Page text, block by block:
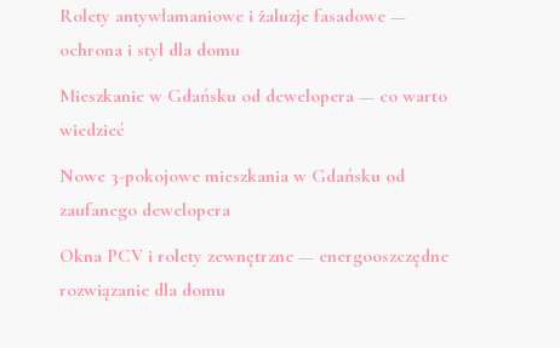
Rolety antywłamaniowe i żaluzje fasadowe —
ochrona i styl dla domu
Mieszkanie w Gdańsku od dewelopera — co warto
wiedzieć
Nowe 3-pokojowe mieszkania w Gdańsku od
zaufanego dewelopera
Okna PCV i rolety zewnętrzne — energooszczędne
rozwiązanie dla domu